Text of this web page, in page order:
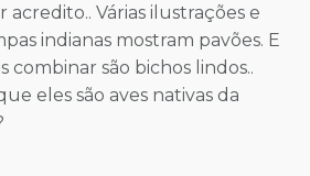
acredito.. Várias ilustrações e
indianas mostram pavões. E
combinar são bichos lindos..
eles são aves nativas da